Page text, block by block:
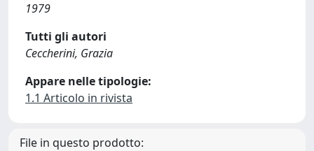
1979
Tutti gli autori
Ceccherini, Grazia
Appare nelle tipologie:
1.1 Articolo in rivista
File in questo prodotto: